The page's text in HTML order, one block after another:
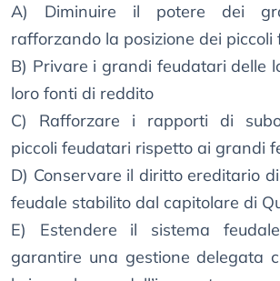
A) Diminuire il potere dei
rafforzando la posizione dei piccoli
B) Privare i grandi feudatari delle
loro fonti di reddito
C) Rafforzare i rapporti di
piccoli feudatari rispetto ai grandi
D) Conservare il diritto ereditario
feudale stabilito dal capitolare di
E) Estendere il sistema
garantire una gestione delegata